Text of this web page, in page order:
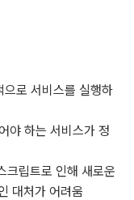
로 서비스를 실행하
야 하는 서비스가 정
크립트로 인해 새로운
대처가 어려움